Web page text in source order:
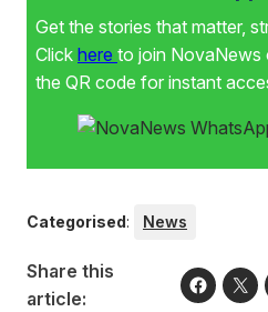
Get the stories that matter,
Click here to join NovaNews
the QR code for instant
Categorised: News
Share this
article: